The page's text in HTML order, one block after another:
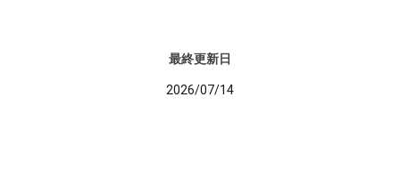
最終更新日
2026/07/14